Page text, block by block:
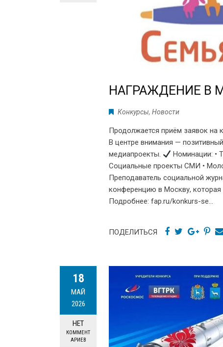
НАГРАЖДЕНИЕ В
Конкурсы, Новости
Продолжается приём заявок на
В центре внимания —
медиапроекты.
Номинации: •
Социальные проекты СМИ •
Преподаватель социальной
конференцию в Москву, которая
Подробнее: fap.ru/konkurs-se...
ПОДЕЛИТЬСЯ
18
МАЙ
2026
НЕТ
КОММЕНТ
АРИЕВ